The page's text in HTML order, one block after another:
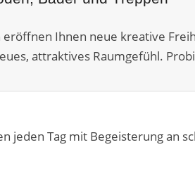
Ihnen neue kreative
attraktives Raumgefühl.
Tag mit Begeisterung an